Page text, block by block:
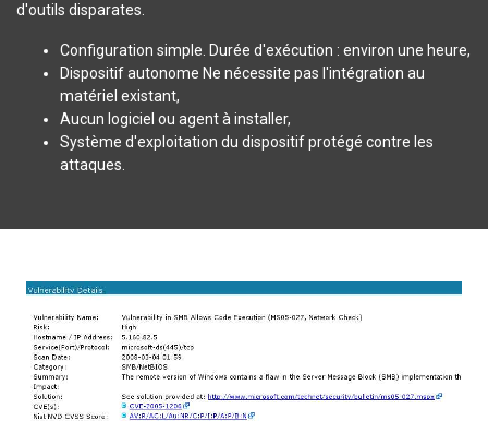
d'outils disparates.
Configuration simple. Durée d'exécution : environ une heure,
Dispositif autonome Ne nécessite pas l'intégration au
matériel existant,
Aucun logiciel ou agent à installer,
Système d'exploitation du dispositif protégé contre les
attaques.